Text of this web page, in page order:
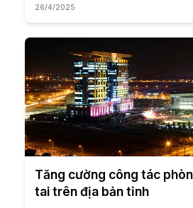
26/4/2025
Tăng cường công tác
tai trên địa bản tỉnh